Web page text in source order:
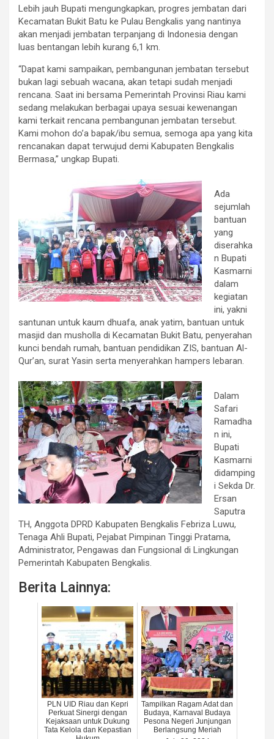
Lebih jauh Bupati mengungkapkan, progres jembatan dari
Kecamatan Bukit Batu ke Pulau Bengkalis yang nantinya
akan menjadi jembatan terpanjang di Indonesia dengan
luas bentangan lebih kurang 6,1 km.
“Dapat kami sampaikan, pembangunan jembatan tersebut
bukan lagi sebuah wacana, akan tetapi sudah menjadi
rencana. Saat ini bersama Pemerintah Provinsi Riau kami
sedang melakukan berbagai upaya sesuai kewenangan
kami terkait rencana pembangunan jembatan tersebut.
Kami mohon do’a bapak/ibu semua, semoga apa yang kita
rencanakan dapat terwujud demi Kabupaten Bengkalis
Bermasa,” ungkap Bupati.
Ada
sejumlah
bantuan
yang
diserahka
n Bupati
Kasmarni
dalam
kegiatan
ini, yakni
santunan untuk kaum dhuafa, anak yatim, bantuan untuk
masjid dan musholla di Kecamatan Bukit Batu, penyerahan
kunci bendah rumah, bantuan pendidikan ZIS, bantuan Al-
Qur’an, surat Yasin serta menyerahkan hampers lebaran.
Dalam
Safari
Ramadha
n ini,
Bupati
Kasmarni
didamping
i Sekda Dr.
Ersan
Saputra
TH, Anggota DPRD Kabupaten Bengkalis Febriza Luwu,
Tenaga Ahli Bupati, Pejabat Pimpinan Tinggi Pratama,
Administrator, Pengawas dan Fungsional di Lingkungan
Pemerintah Kabupaten Bengkalis.
Berita Lainnya:
PLN UID Riau dan Kepri
Perkuat Sinergi dengan
Kejaksaan untuk Dukung
Tata Kelola dan Kepastian
Tampilkan Ragam Adat dan
Budaya, Karnaval Budaya
Pesona Negeri Junjungan
Berlangsung Meriah